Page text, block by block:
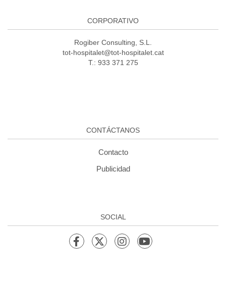
CORPORATIVO
Rogiber Consulting, S.L.
tot-hospitalet@tot-hospitalet.cat
T.: 933 371 275
CONTÁCTANOS
Contacto
Publicidad
SOCIAL